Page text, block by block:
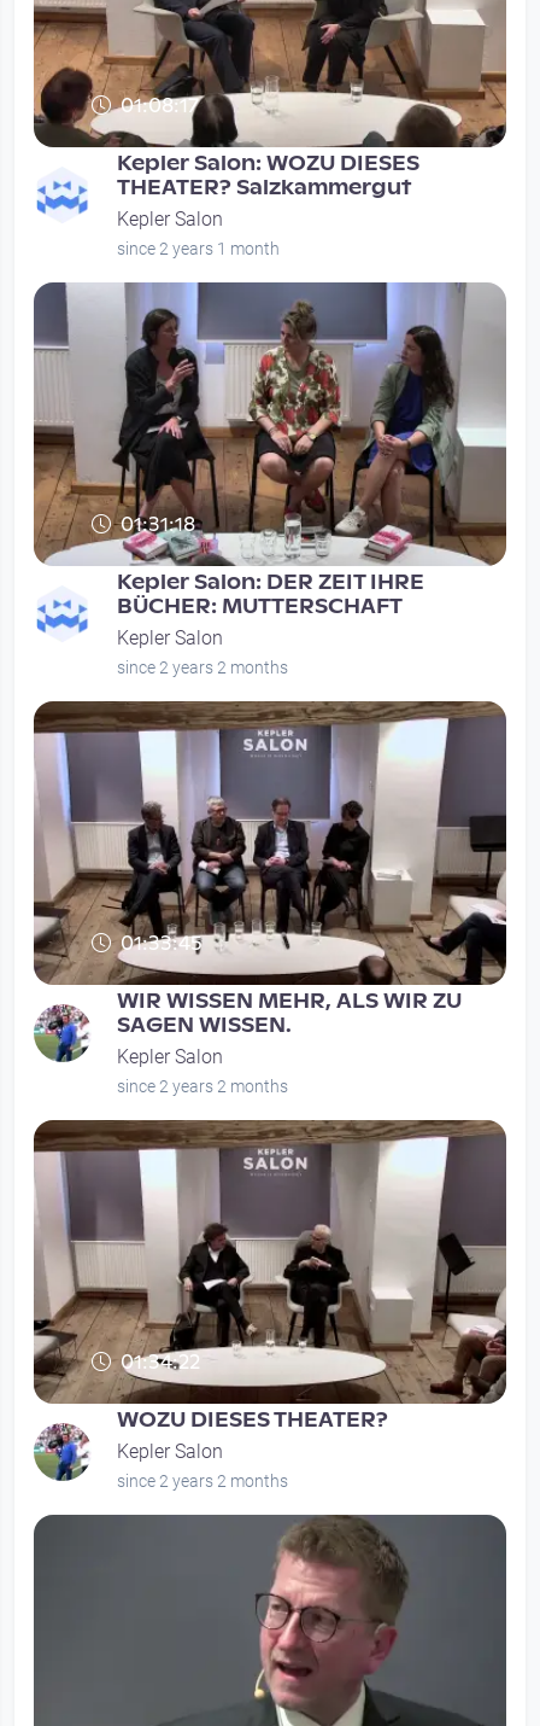
01:08:17
Kepler Salon: WOZU DIESES
THEATER? Salzkammergut
Kepler Salon
since 2 years 1 month
01:31:18
Kepler Salon: DER ZEIT IHRE
BÜCHER: MUTTERSCHAFT
Kepler Salon
since 2 years 2 months
01:33:45
WIR WISSEN MEHR, ALS WIR ZU
SAGEN WISSEN.
Kepler Salon
since 2 years 2 months
01:34:22
WOZU DIESES THEATER?
Kepler Salon
since 2 years 2 months